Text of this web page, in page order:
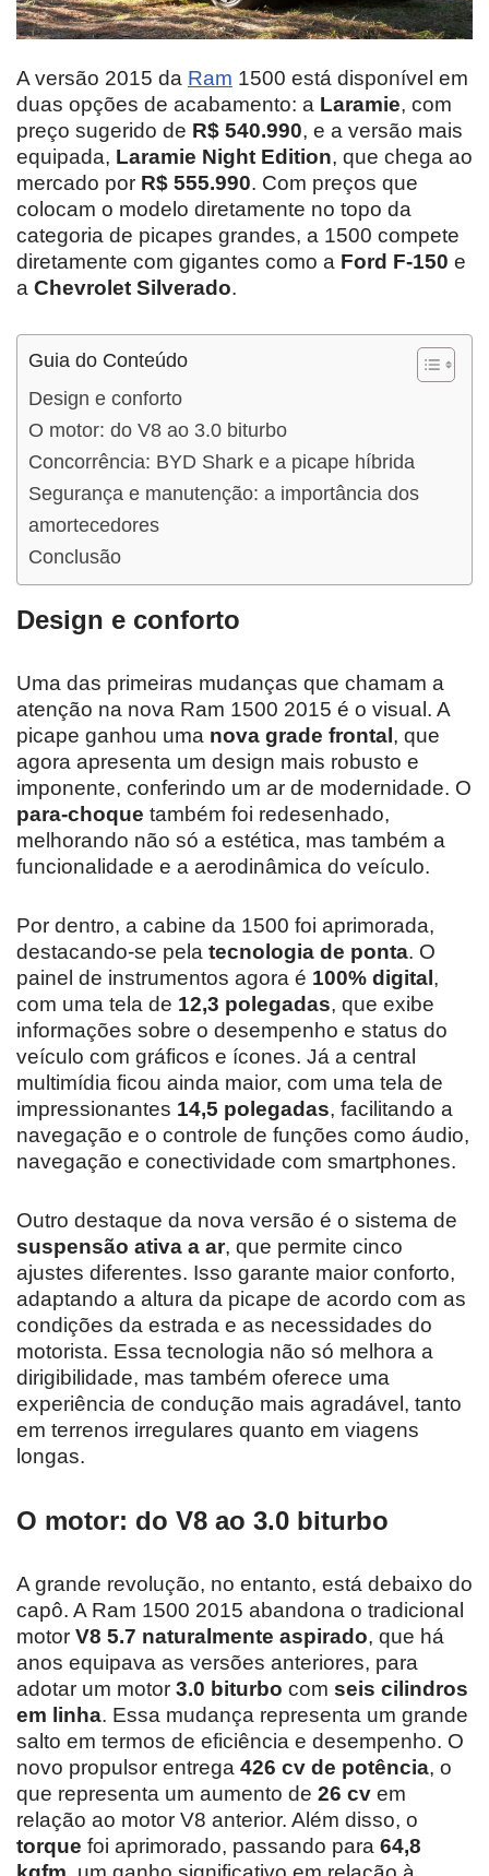
A versão 2015 da Ram 1500 está disponível em
duas opções de acabamento: a Laramie, com
preço sugerido de R$ 540.990, e a versão mais
equipada, Laramie Night Edition, que chega ao
mercado por R$ 555.990. Com preços que
colocam o modelo diretamente no topo da
categoria de picapes grandes, a 1500 compete
diretamente com gigantes como a Ford F-150 e
a Chevrolet Silverado.
Guia do Conteúdo
Design e conforto
O motor: do V8 ao 3.0 biturbo
Concorrência: BYD Shark e a picape híbrida
Segurança e manutenção: a importância dos
amortecedores
Conclusão
Design e conforto
Uma das primeiras mudanças que chamam a
atenção na nova Ram 1500 2015 é o visual. A
picape ganhou uma nova grade frontal, que
agora apresenta um design mais robusto e
imponente, conferindo um ar de modernidade. O
para-choque também foi redesenhado,
melhorando não só a estética, mas também a
funcionalidade e a aerodinâmica do veículo.
Por dentro, a cabine da 1500 foi aprimorada,
destacando-se pela tecnologia de ponta. O
painel de instrumentos agora é 100% digital,
com uma tela de 12,3 polegadas, que exibe
informações sobre o desempenho e status do
veículo com gráficos e ícones. Já a central
multimídia ficou ainda maior, com uma tela de
impressionantes 14,5 polegadas, facilitando a
navegação e o controle de funções como áudio,
navegação e conectividade com smartphones.
Outro destaque da nova versão é o sistema de
suspensão ativa a ar, que permite cinco
ajustes diferentes. Isso garante maior conforto,
adaptando a altura da picape de acordo com as
condições da estrada e as necessidades do
motorista. Essa tecnologia não só melhora a
dirigibilidade, mas também oferece uma
experiência de condução mais agradável, tanto
em terrenos irregulares quanto em viagens
longas.
O motor: do V8 ao 3.0 biturbo
A grande revolução, no entanto, está debaixo do
capô. A Ram 1500 2015 abandona o tradicional
motor V8 5.7 naturalmente aspirado, que há
anos equipava as versões anteriores, para
adotar um motor 3.0 biturbo com seis cilindros
em linha. Essa mudança representa um grande
salto em termos de eficiência e desempenho. O
novo propulsor entrega 426 cv de potência, o
que representa um aumento de 26 cv em
relação ao motor V8 anterior. Além disso, o
torque foi aprimorado, passando para 64,8